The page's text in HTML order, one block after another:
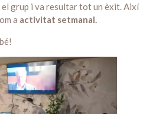
el grup i va resultar tot un èxit. Així
a activitat setmanal.